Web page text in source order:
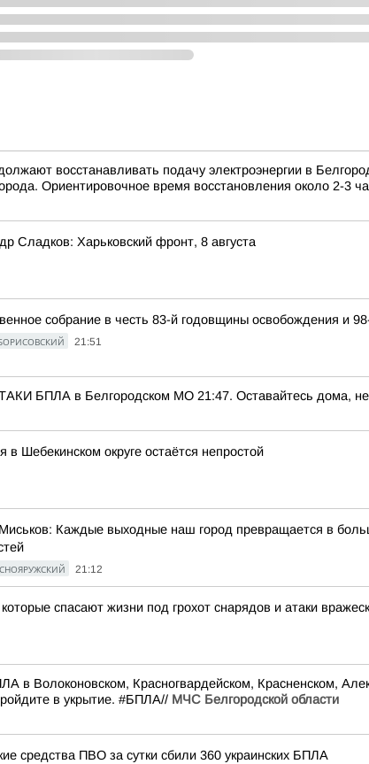
восстанавливать подачу электроэнергии в
Ориентировочное время восстановления около 2-3
Сладков: Харьковский фронт, 8 августа
собрание в честь 83-й годовщины освобождения и
21:51
БПЛА в Белгородском МО 21:47. Оставайтесь дома, не
в Шебекинском округе остаётся непростой
Каждые выходные наш город превращается в
21:12
спасают жизни под грохот снарядов и атаки
Волоконовском, Красногвардейском, Красненском,
в укрытие. #БПЛА// МЧС Белгородской области
средства ПВО за сутки сбили 360 украинских БПЛА